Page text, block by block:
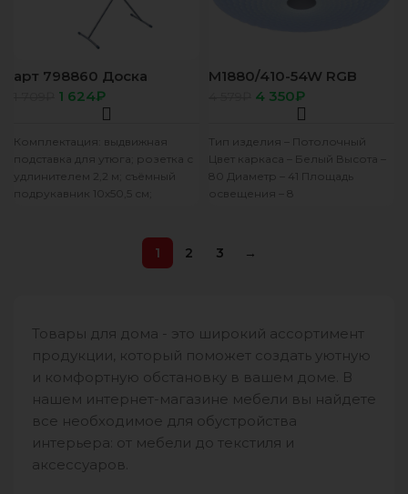
арт 798860 Доска
гладильная Nika «Лина
4», 112×34,5 см,
1 624₽
Комплектация: выдвижная
подставка для утюга; розетка с
удлинителем 2,2 м; съёмный
подрукавник 10х50,5 см;
M1880/410-54W RGB
4 350₽
Тип изделия – Потолочный
Цвет каркаса – Белый Высота –
80 Диаметр – 41 Площадь
освещения – 8
1 2 3 →
Товары для дома - это широкий ассортимент
продукции, который поможет создать уютную
и комфортную обстановку в вашем доме. В
нашем интернет-магазине мебели вы найдете
все необходимое для обустройства
интерьера: от мебели до текстиля и
аксессуаров.